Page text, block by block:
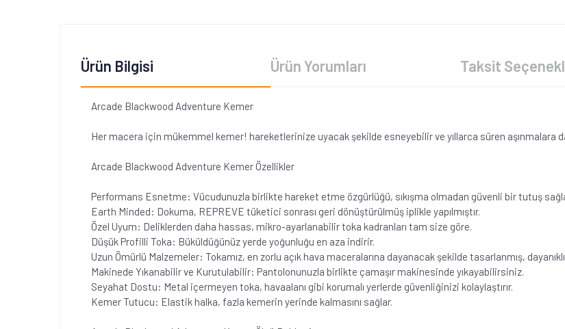
Ürün Bilgisi
Arcade Blackwood Adventure Kemer
Her macera için mükemmel kemer! hareketlerinize uyacak şekilde esneyebilir ve yıllarca süren
Arcade Blackwood Adventure Kemer Özellikler
Performans Esnetme: Vücudunuzla birlikte hareket etme özgürlüğü, sıkışma olmadan güvenli bir tutuş
Earth Minded: Dokuma, REPREVE tüketici sonrası geri dönüştürülmüş iplikle yapılmıştır.
Özel Uyum: Deliklerden daha hassas, mikro-ayarlanabilir toka kadranları tam size göre.
Düşük Profilli Toka: Büküldüğünüz yerde yoğunluğu en aza indirir.
Uzun Ömürlü Malzemeler: Tokamız, en zorlu açık hava maceralarına dayanacak şekilde tasarlanmış,
Makinede Yıkanabilir ve Kurutulabilir: Pantolonunuzla birlikte çamaşır makinesinde yıkayabilirsiniz.
Seyahat Dostu: Metal içermeyen toka, havaalanı gibi korumalı yerlerde güvenliğinizi kolaylaştırır.
Kemer Tutucu: Elastik halka, fazla kemerin yerinde kalmasını sağlar.
Ürün Yorumları Taksit